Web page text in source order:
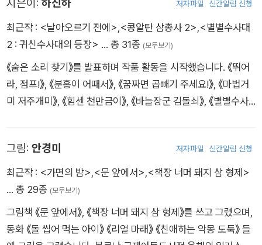
지은이: 하신하 저자파일 신간알림 신청
최근작 : <날아오르기 전에>,<콩알탄 삼총사 2>,<별별수사대
2 : 귀신수사대의 등장> … 총 31종 (모두보기)
《숨은 소리 찾기》를 발표하며 작품 활동을 시작했습니다. 《뛰어
라, 점프!》, 《분홍이 어때서》, 《꿈짜면 곱빼기 주세요!》, 《마법거
미 저주개미》, 《힘센 천만금이》, 《바늘장군 김돌쇠》, 《별별수사
았습니다.
그림: 안경미 저자파일 신간알림 신청
최근작 : <가면의 밤>,<문 앞에서>,<책장 너머 돼지 삼 형제>
… 총 29종 (모두보기)
그림책 《문 앞에서》, 《책장 너머 돼지 삼 형제》를 쓰고 그렸으며,
동화 《돌 씹어 먹는 아이》 《리얼 마래》 《친애하는 악몽 도둑》 들